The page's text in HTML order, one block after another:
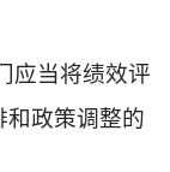
当将绩效评
和政策调整的